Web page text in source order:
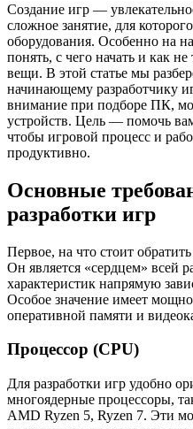
Создание игр —
сложное занятие, для
оборудования. Особенно на
понять, с чего начать и как
вещи. В этой статье мы
начинающему разработчику
внимание при подборе ПК,
устройств. Цель — помочь
чтобы игровой процесс и
продуктивно.
Основные
разработки игр
Первое, на что стоит
Он является «сердцем» всей
характеристик напрямую
Особое значение имеет
оперативной памяти и
Процессор (CPU)
Для разработки игр удобно
многоядерные процессоры,
AMD Ryzen 5, Ryzen 7. Эти